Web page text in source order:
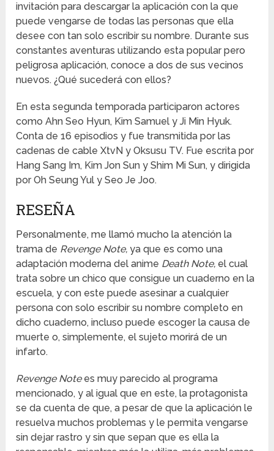
invitación para descargar la aplicación con la que
puede vengarse de todas las personas que ella
desee con tan solo escribir su nombre. Durante sus
constantes aventuras utilizando esta popular pero
peligrosa aplicación, conoce a dos de sus vecinos
nuevos. ¿Qué sucederá con ellos?
En esta segunda temporada participaron actores
como Ahn Seo Hyun, Kim Samuel y Ji Min Hyuk.
Conta de 16 episodios y fue transmitida por las
cadenas de cable XtvN y Oksusu TV. Fue escrita por
Hang Sang Im, Kim Jon Sun y Shim Mi Sun, y dirigida
por Oh Seung Yul y Seo Je Joo.
RESEÑA
Personalmente, me llamó mucho la atención la
trama de Revenge Note,ya que es como una
adaptación moderna del anime Death Note, el cual
trata sobre un chico que consigue un cuaderno en la
escuela, y con este puede asesinar a cualquier
persona con solo escribir su nombre completo en
dicho cuaderno, incluso puede escoger la causa de
muerte o, simplemente, el sujeto morirá de un
infarto.
Revenge Notees muy parecido al programa
mencionado, y al igual que en este, la protagonista
se da cuenta de que, a pesar de que la aplicación le
resuelva muchos problemas y le permita vengarse
sin dejar rastro y sin que sepan que es ella la